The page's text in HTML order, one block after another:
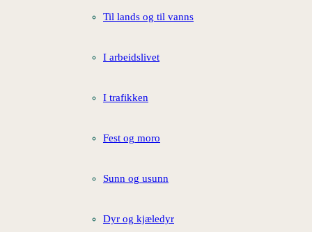
Til lands og til vanns
I arbeidslivet
I trafikken
Fest og moro
Sunn og usunn
Dyr og kjæledyr